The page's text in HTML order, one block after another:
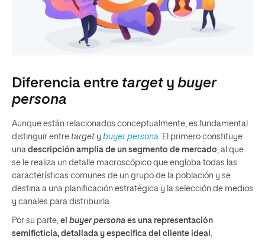
Diferencia entre targety buyer
persona
Aunque están relacionados conceptualmente, es fundamental
distinguir entre target y buyer persona. El primero constituye
una descripción amplia de un segmento de mercado, al que
se le realiza un detalle macroscópico que engloba todas las
características comunes de un grupo de la población y se
destina a una planificación estratégica y la selección de medios
y canales para distribuirla.
Por su parte, el buyer persona es una representación
semificticia, detallada y específica del cliente ideal ,